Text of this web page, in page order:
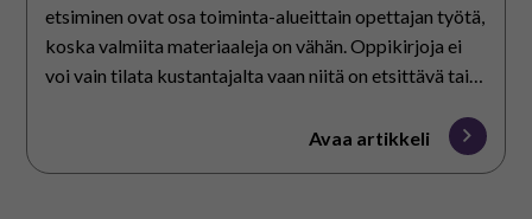
etsiminen ovat osa toiminta-alueittain opettajan työtä,
koska valmiita materiaaleja on vähän. Oppikirjoja ei
voi vain tilata kustantajalta vaan niitä on etsittävä tai
Avaa artikkeli